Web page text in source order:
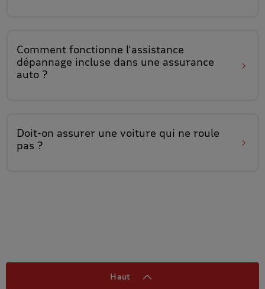
Comment fonctionne l'assistance
dépannage incluse dans une assurance
auto ?
Doit-on assurer une voiture qui ne roule
pas ?
Haut